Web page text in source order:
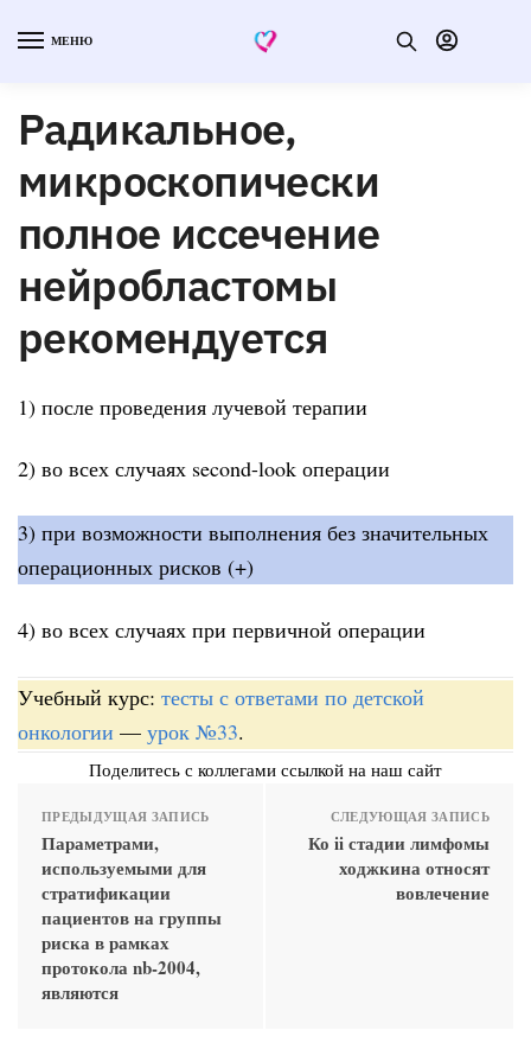
МЕНЮ
Радикальное,
микроскопически
полное иссечение
нейробластомы
рекомендуется
1) после проведения лучевой терапии
2) во всех случаях second-look операции
3) при возможности выполнения без значительных
операционных рисков (+)
4) во всех случаях при первичной операции
Учебный курс: тесты с ответами по детской
онкологии — урок №33.
Поделитесь с коллегами ссылкой на наш сайт
ПРЕДЫДУЩАЯ ЗАПИСЬ
Параметрами,
используемыми для
стратификации
пациентов на группы
риска в рамках
протокола nb-2004,
являются
СЛЕДУЮЩАЯ ЗАПИСЬ
Ко ii стадии лимфомы
ходжкина относят
вовлечение